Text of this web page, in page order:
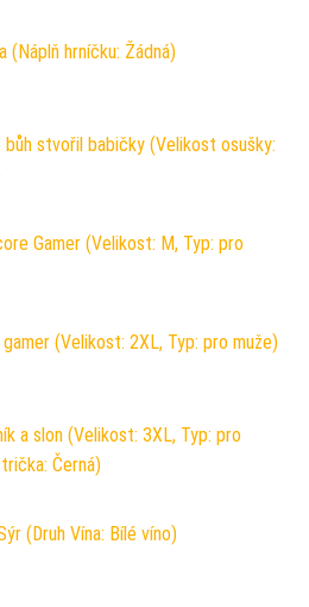
(Náplň hrníčku: Žádná)
bůh stvořil babičky (Velikost osušky:
Gamer (Velikost: M, Typ: pro
(Velikost: 2XL, Typ: pro muže)
a slon (Velikost: 3XL, Typ: pro
Černá)
(Druh Vína: Bílé víno)